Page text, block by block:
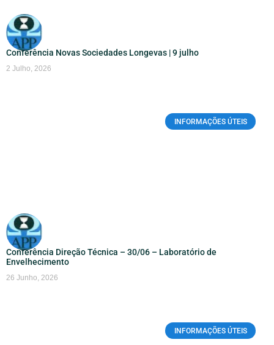
Conferência Novas Sociedades Longevas | 9 julho
2 Julho, 2026
INFORMAÇÕES ÚTEIS
Conferência Direção Técnica – 30/06 – Laboratório de
Envelhecimento
26 Junho, 2026
INFORMAÇÕES ÚTEIS